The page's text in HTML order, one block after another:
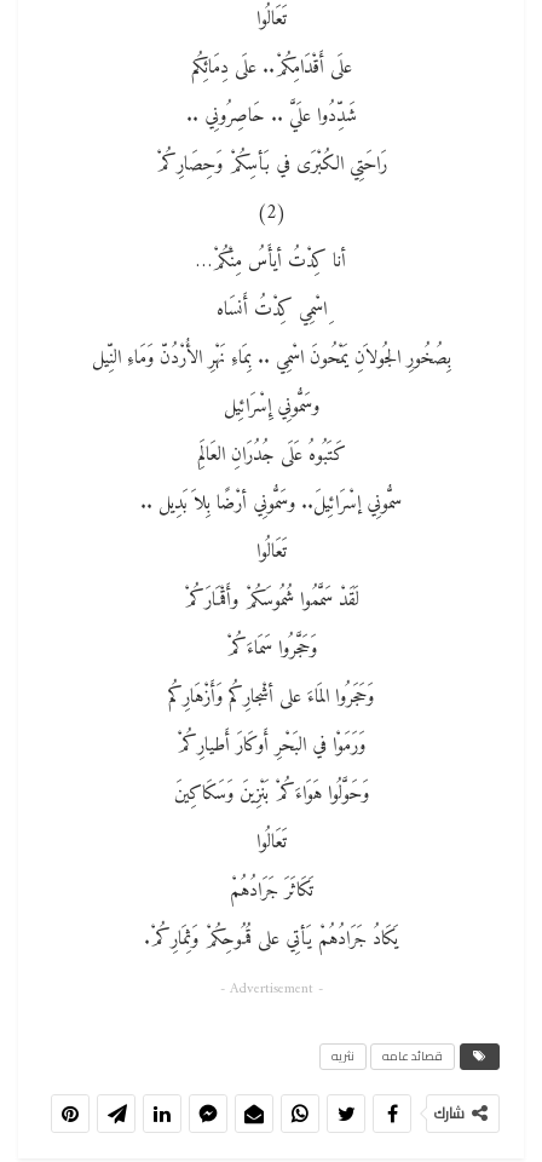
تَعَالُوا
علَى أَقْدَامِكُمْ.. علَى دِمَائِكُم
شَدِّدُوا علَيَّ .. حَاصِرُونِي ..
رَاحَتِي الكُبْرَى في بَأسِكُمْ وَحِصَارِكُمْ
(2)
أنا كِدْتُ أيأَسُ مِنْكُمْ…
ِاسْمِي كِدْتُ أَنسَاه
بِصُخُورِ الجُولاَنِ يَمْحُونَ اسْمِي .. بِمَاءِ نَهْرِ الأُرْدُنّ وَمَاءِ النِّيل
وسَمُّونِي إِسْرَائِيل
كَتَبُوهُ عَلَى جُدُرَانِ العَالَمِ
سمُّونِي إسْرَائِيلَ.. وسَمُّونِي أرْضًا بِلاَ بَدِيل ..
تَعَالُوا
لَقَدْ سَمَّمُوا شُمُوسَكُمْ وأَقْمَارَكُمْ
وَحَجَّرُوا سَمَاءَكُمْ
وَحَجَرُوا المَاءَ على أشْجارِكُم وَأَزْهَارِكُم
وَرَمَوْا في البَحْرِ أَوكَارَ أَطيارِكُمْ
وَحَوَّلُوا هَوَاءَكُمْ بَنْزِينَ وَسَكَاكِينَ
تَعَالُوا
تَكَاثَرَ جَرَادُهُمْ
يَكَادُ جَرَادُهُمْ يَأتِي على قُمُوحِكُمْ وَثِمَارِكُمْ.
- Advertisement -
قصائد عامه نثريه
شارك